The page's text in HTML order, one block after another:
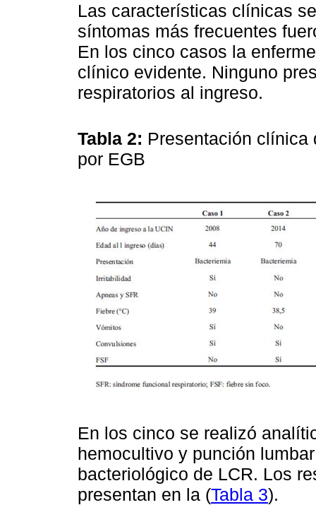
Las características clínicas
síntomas más frecuentes
En los cinco casos la
clínico evidente. Ninguno
respiratorios al ingreso.
Tabla 2: Presentación clínica
por EGB
En los cinco se realizó
hemocultivo y punción
bacteriológico de LCR. Los
presentan en la (Tabla 3).